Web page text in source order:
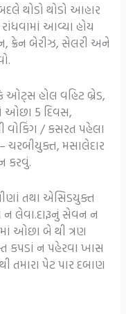
થોડો થોડો આહાર
આવ્યા હોય
ક્રેન બેરીઝ, સેલરી અને
ઓટ્સ હોલ વહિટ બ્રેડ,
ઓછા 5 દિવસ,
વોકિંગ / કસરત પહેલા
ચરબીયુક્ત, મસાલેદાર
કરવું.
તથા એસિડયુક્ત
ન લેવા.દારૂનું સેવન ન
ઓછા બે થી ત્રણ
કપડાં ન પહેરવા ખાસ
પેટ પાર દબાણ